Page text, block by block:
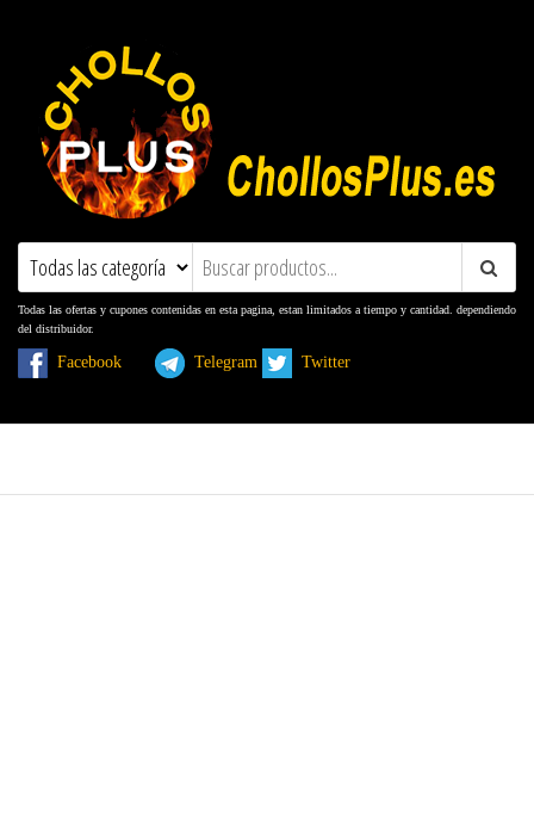
ChollosPlus.es
Ofertas, Promociones, Descuentos y
Todas las ofertas y cupones contenidas en esta pagina, estan limitados a tiempo y cantidad. dependiendo
del distribuidor.
Facebook Telegram Twitter